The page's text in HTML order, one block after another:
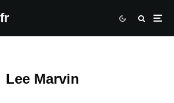
Lee Marvin